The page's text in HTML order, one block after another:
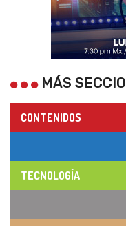
MÁS
CONTENIDOS
TECNOLOGÍA